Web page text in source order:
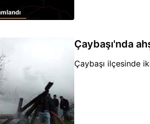
Çaybaşı'nda
Çaybaşı ilçesinde